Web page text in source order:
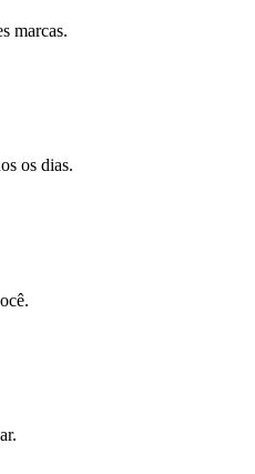
marcas.
os dias.